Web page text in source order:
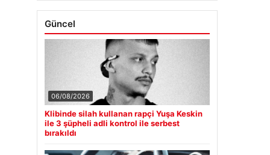
Güncel
06/08/2026
Klibinde silah kullanan rapçi Yuşa Keskin
ile 3 şüpheli adli kontrol ile serbest
bırakıldı